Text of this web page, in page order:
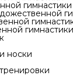
гимнастики
гимнастики
носки